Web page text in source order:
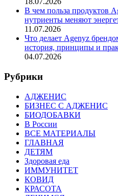
В чем польза продуктов
нутриенты меняют
11.07.2026
Что делает Agenyz
история, принципы и
04.07.2026
Рубрики
АДЖЕНИС
БИЗНЕС С АДЖЕНИС
БИОДОБАВКИ
В России
ВСЕ МАТЕРИАЛЫ
ГЛАВНАЯ
ДЕТЯМ
Здоровая еда
ИММУНИТЕТ
КОВИД
КРАСОТА